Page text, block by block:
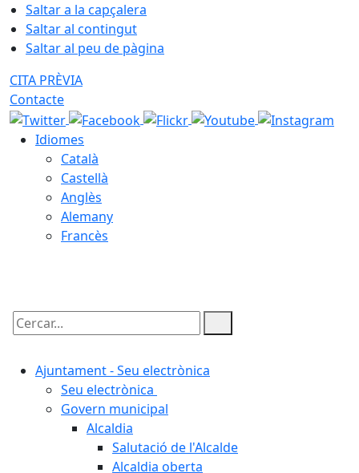
Saltar a la capçalera
Saltar al contingut
Saltar al peu de pàgina
CITA PRÈVIA
Contacte
Idiomes
Català
Castellà
Anglès
Alemany
Francès
Cercar:
Ajuntament - Seu electrònica
Seu electrònica
Govern municipal
Alcaldia
Salutació de l'Alcalde
Alcaldia oberta